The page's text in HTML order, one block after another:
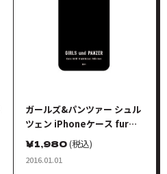
ガールズ&パンツァー シュル
ツェン iPhoneケース fur
iPhone5 チームキャラクタ
ーシンボル あんこうver. ブラ
ック
￥1,980(税込)
2016.01.01